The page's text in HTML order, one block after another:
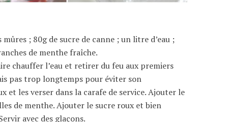
mûres ; 80g de sucre de canne ; un litre d’eau ;
de menthe fraîche.
chauffer l’eau et retirer du feu aux premiers
pas trop longtemps pour éviter son
et les verser dans la carafe de service. Ajouter le
de menthe. Ajouter le sucre roux et bien
avec des glaçons.